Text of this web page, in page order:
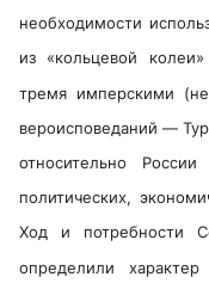
необходимости
из «кольцевой
тремя имперскими
вероисповеданий —
относительно
политических,
Ход и потребности
определили